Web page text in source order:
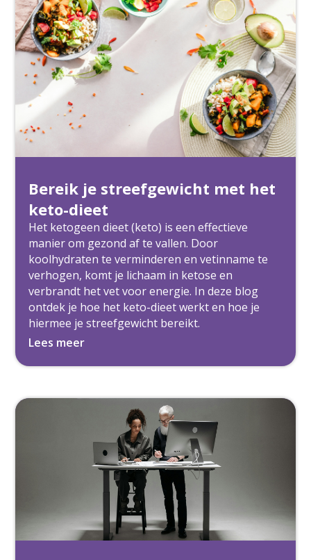
Bereik je streefgewicht met het
keto-dieet
Het ketogeen dieet (keto) is een effectieve
manier om gezond af te vallen. Door
koolhydraten te verminderen en vetinname te
verhogen, komt je lichaam in ketose en
verbrandt het vet voor energie. In deze blog
ontdek je hoe het keto-dieet werkt en hoe je
hiermee je streefgewicht bereikt.
Lees meer